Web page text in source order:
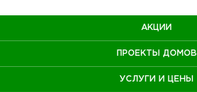
АКЦИИ
ПРОЕКТЫ ДОМОВ
УСЛУГИ И ЦЕНЫ